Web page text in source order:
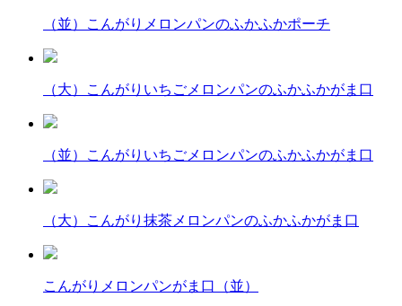
（並）こんがりメロンパンのふかふかポーチ
（大）こんがりいちごメロンパンのふかふかがま口
（並）こんがりいちごメロンパンのふかふかがま口
（大）こんがり抹茶メロンパンのふかふかがま口
こんがりメロンパンがま口（並）